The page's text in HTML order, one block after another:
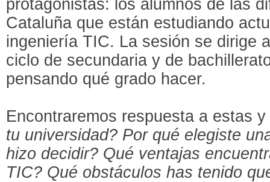
protagonistas: los alumnos de las
Cataluña que están estudiando
ingeniería TIC. La sesión se dirige
ciclo de secundaria y de
pensando qué grado hacer.
Encontraremos respuesta a estas
tu universidad? Por qué elegiste
hizo decidir? Qué ventajas
TIC? Qué obstáculos has tenido